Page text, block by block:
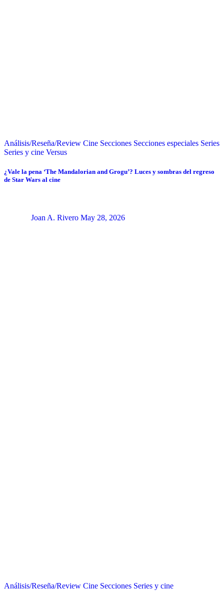
Análisis/Reseña/Review Cine Secciones Secciones especiales Series
Series y cine Versus
¿Vale la pena ‘The Mandalorian and Grogu’? Luces y sombras del regreso
de Star Wars al cine
Joan A. Rivero May 28, 2026
Análisis/Reseña/Review Cine Secciones Series y cine